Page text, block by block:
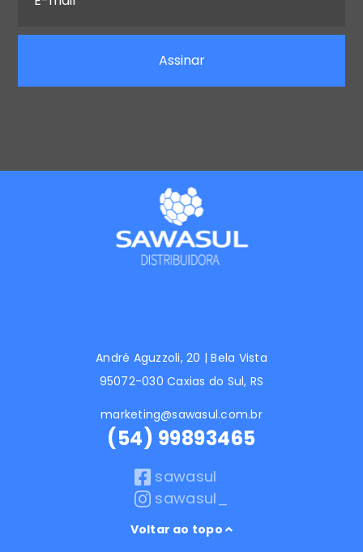
Assinar
André Aguzzoli, 20 | Bela Vista
95072-030 Caxias do Sul, RS
marketing@sawasul.com.br
(54) 99893465
sawasul
sawasul_
Voltar ao topo